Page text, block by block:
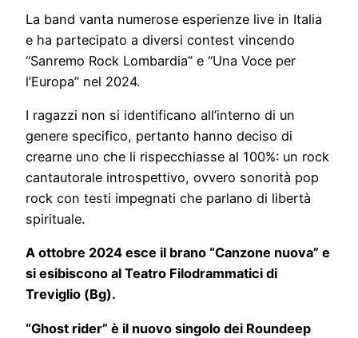
La band vanta numerose esperienze live in Italia
e ha partecipato a diversi contest vincendo
“Sanremo Rock Lombardia” e “Una Voce per
l’Europa” nel 2024.
I ragazzi non si identificano all’interno di un
genere specifico, pertanto hanno deciso di
crearne uno che li rispecchiasse al 100%: un rock
cantautorale introspettivo, ovvero sonorità pop
rock con testi impegnati che parlano di libertà
spirituale.
A ottobre 2024 esce il brano “Canzone nuova” e
si esibiscono al Teatro Filodrammatici di
Treviglio (Bg).
“Ghost rider” è il nuovo singolo dei Roundeep